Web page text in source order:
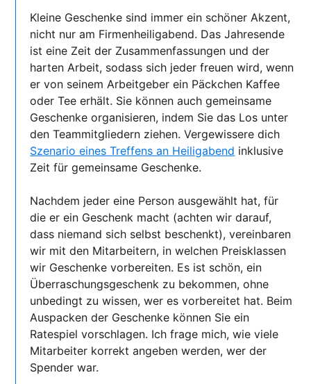
Kleine Geschenke sind immer ein schöner Akzent,
nicht nur am Firmenheiligabend. Das Jahresende
ist eine Zeit der Zusammenfassungen und der
harten Arbeit, sodass sich jeder freuen wird, wenn
er von seinem Arbeitgeber ein Päckchen Kaffee
oder Tee erhält. Sie können auch gemeinsame
Geschenke organisieren, indem Sie das Los unter
den Teammitgliedern ziehen. Vergewissere dich
Szenario eines Treffens an Heiligabend inklusive
Zeit für gemeinsame Geschenke.
Nachdem jeder eine Person ausgewählt hat, für
die er ein Geschenk macht (achten wir darauf,
dass niemand sich selbst beschenkt), vereinbaren
wir mit den Mitarbeitern, in welchen Preisklassen
wir Geschenke vorbereiten. Es ist schön, ein
Überraschungsgeschenk zu bekommen, ohne
unbedingt zu wissen, wer es vorbereitet hat. Beim
Auspacken der Geschenke können Sie ein
Ratespiel vorschlagen. Ich frage mich, wie viele
Mitarbeiter korrekt angeben werden, wer der
Spender war.